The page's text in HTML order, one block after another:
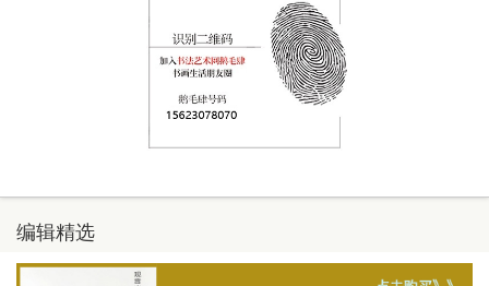
编辑精选